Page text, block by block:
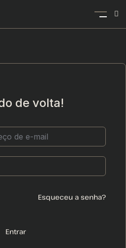
de volta!
Esqueceu a senha?
Entrar